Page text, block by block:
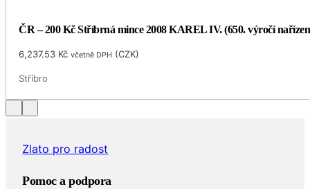
ČR – 200 Kč Stříbrná mince 2008 KAREL IV. (650. výročí
6,237.53 Kč včetně DPH (CZK)
Stříbro
Zlato pro radost
Pomoc a podpora